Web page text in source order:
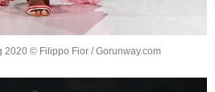
2020 © Filippo Fior / Gorunway.com